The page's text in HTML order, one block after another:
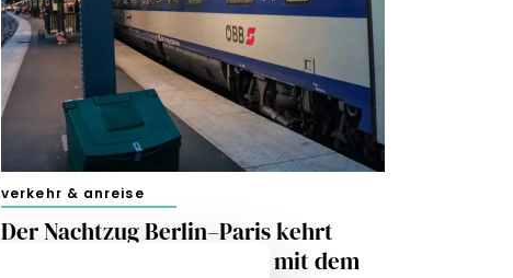
verkehr & anreise
Der Nachtzug Berlin–Paris kehrt
zurück – ab Frühjahr 2026 mit dem